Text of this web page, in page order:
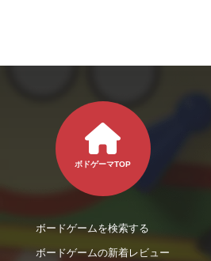
ボドゲーマTOP
ボードゲームを検索する
ボードゲームの新着レビュー